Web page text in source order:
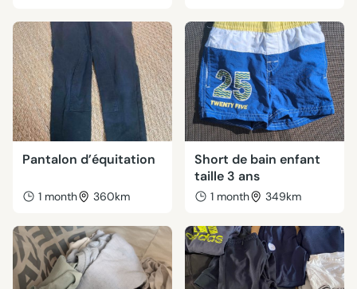
Pantalon d’équitation
1 month 360km
Short de bain enfant
taille 3 ans
1 month 349km